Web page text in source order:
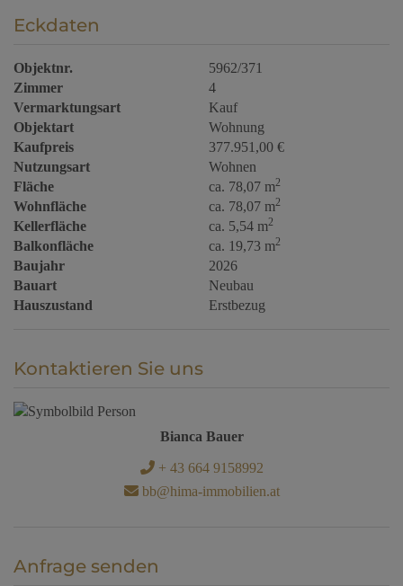
Eckdaten
Objektnr.
5962/371
Zimmer
4
Vermarktungsart
Kauf
Objektart
Wohnung
Kaufpreis
377.951,00 €
Nutzungsart
Wohnen
Fläche
ca. 78,07 m2
Wohnfläche ca. 78,07 m2
Kellerfläche ca. 5,54 m2
Balkonfläche ca. 19,73 m2
Baujahr
2026
Bauart
Neubau
Hauszustand
Erstbezug
Kontaktieren Sie uns
Bianca Bauer
+ 43 664 9158992
bb@hima-immobilien.at
Anfrage senden